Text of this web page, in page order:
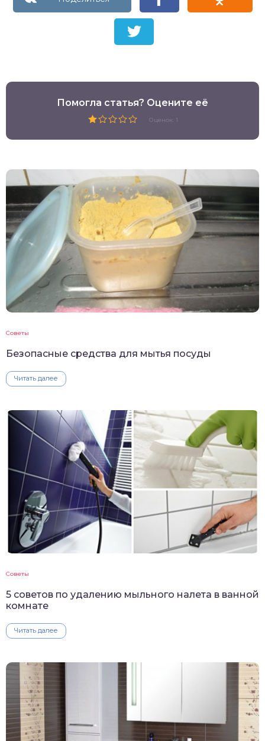
Помогла статья? Оцените её
Оценок: 1
Советы
Безопасные средства для мытья посуды
Читать далее
Советы
5 советов по удалению мыльного налета в ванной
комнате
Читать далее